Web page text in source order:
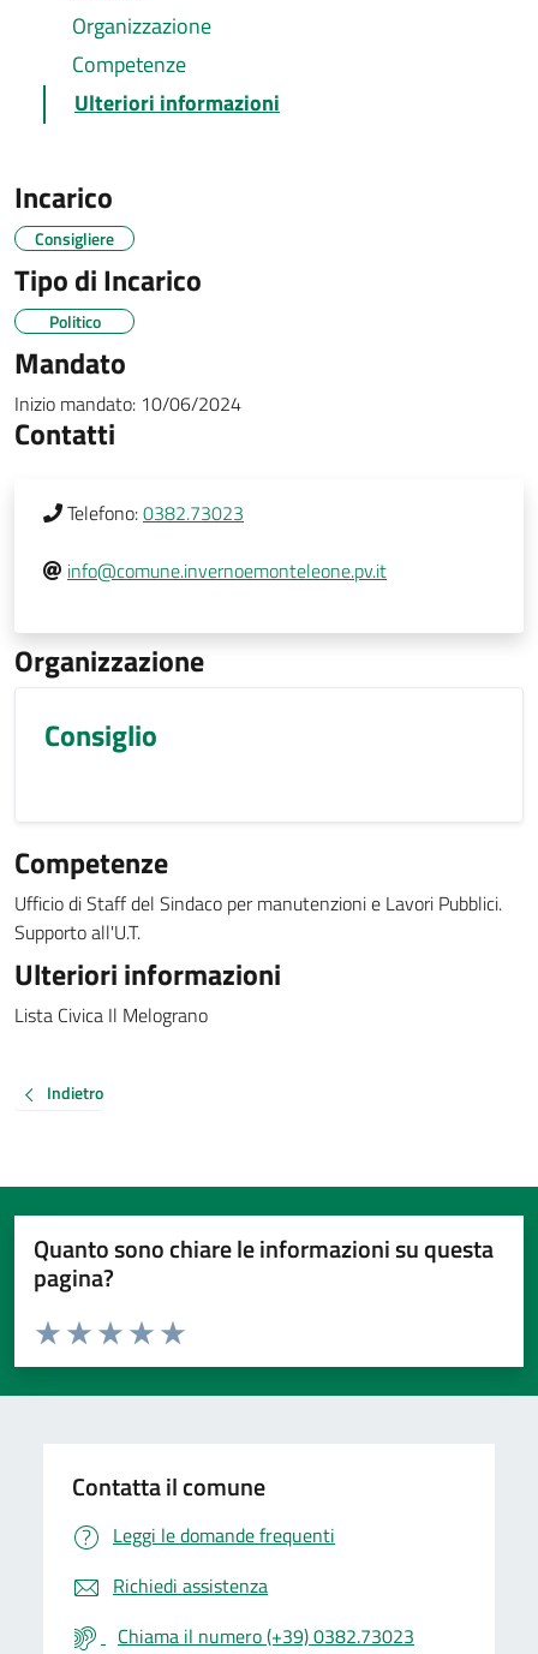
Organizzazione
Competenze
Ulteriori informazioni
Incarico
Consigliere
Tipo di Incarico
Politico
Mandato
Inizio mandato: 10/06/2024
Contatti
Telefono:0382.73023
info@comune.invernoemonteleone.pv.it
Organizzazione
Consiglio
Competenze
Ufficio di Staff del Sindaco per manutenzioni e Lavori Pubblici.
Supporto all'U.T.
Ulteriori informazioni
Lista Civica Il Melograno
Indietro
Quanto sono chiare le informazioni su questa
pagina?
Valuta da 1 a 5 stelle la pagina
Valuta 5 stelle su 5
Valuta 4 stelle su 5
Valuta 3 stelle su 5
Valuta 2 stelle su 5
Valuta 1 stelle su 5
Contatta il comune
Leggi le domande frequenti
Richiedi assistenza
Chiama il numero (+39) 0382.73023